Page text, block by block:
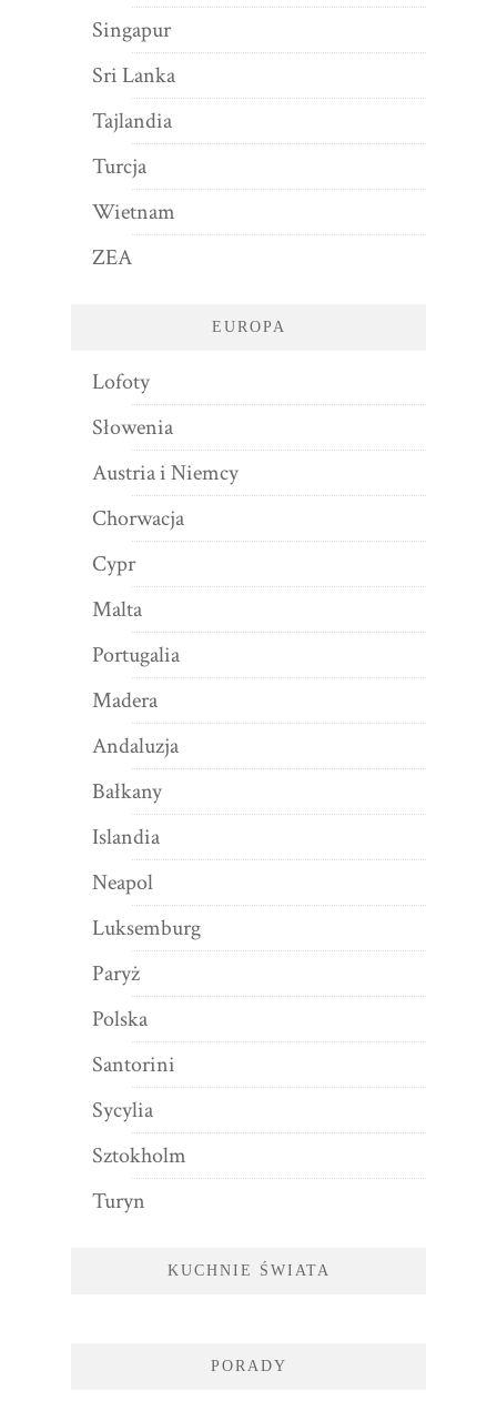
Singapur
Sri Lanka
Tajlandia
Turcja
Wietnam
ZEA
EUROPA
Lofoty
Słowenia
Austria i Niemcy
Chorwacja
Cypr
Malta
Portugalia
Madera
Andaluzja
Bałkany
Islandia
Neapol
Luksemburg
Paryż
Polska
Santorini
Sycylia
Sztokholm
Turyn
KUCHNIE ŚWIATA
PORADY